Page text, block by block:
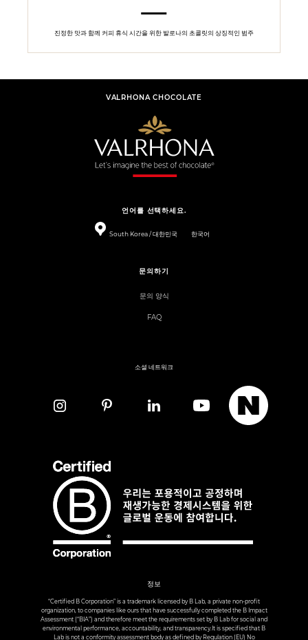
진정한 맛과 함께 커피 휴식 시간을 위한 발로나의 초콜릿의 상징적인 범주
VALRHONA CHOCOLATE
언어를 선택하세요.
South Korea / 대한민국 한국어
문의하기
문의 양식
FAQ
소셜 네트워크
정보
“Certified B Corporation” is a trademark licensed by B Lab, a private non-profit
organization, to companies like ours that have successfully completed the B Impact
Assessment (“BIA”) and therefore meet the requirements set by B Lab for social and
environmental performance, accountability, and transparency.It is specified that B
Lab is not a conformity assessment body as defined by Regulation (EU) No